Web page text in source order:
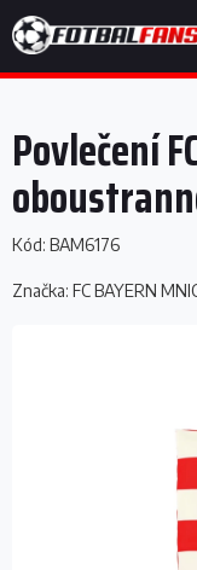
na
obsah
Povlečení
Kód: BAM6176
Značka: FC BAYERN